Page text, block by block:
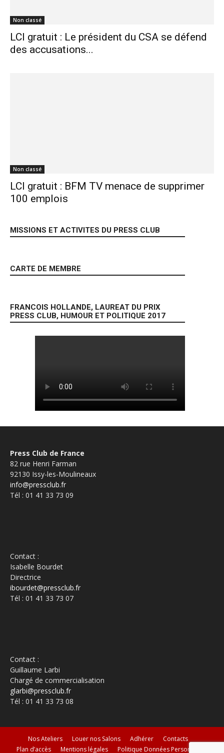
Non classé
LCI gratuit : Le président du CSA se défend
des accusations...
Non classé
LCI gratuit : BFM TV menace de supprimer
100 emplois
MISSIONS ET ACTIVITES DU PRESS CLUB
CARTE DE MEMBRE
FRANCOIS HOLLANDE, LAUREAT DU PRIX
PRESS CLUB, HUMOUR ET POLITIQUE 2017
Press Club de France
82 rue Henri Farman
92130 Issy-les-Moulineaux
info@pressclub.fr
Tél : 01 41 33 73 09
Contact :
Isabelle Bourdet
Directrice
ibourdet@pressclub.fr
Tél : 01 41 33 73 07
Contact :
Guillaume Larbi
Chargé de commercialisation
glarbi@pressclub.fr
Tél : 01 41 33 73 08
Nos Ateliers Louer nos Salons Adhérer
Contacts
Plan d’accès
Mentions légales Politique Données Personnelles